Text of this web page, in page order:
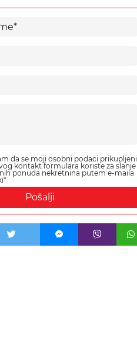
da se moji osobni podaci prikupljeni
kontakt formulara koriste za slanje
ponuda nekretnina putem e-maila
Pošalji